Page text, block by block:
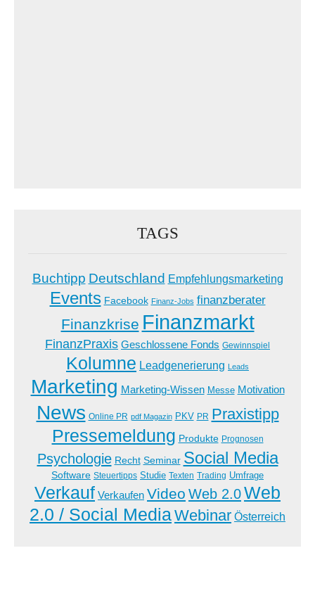
TAGS
Buchtipp Deutschland Empfehlungsmarketing
Events Facebook Finanz-Jobs finanzberater
Finanzkrise Finanzmarkt
FinanzPraxis Geschlossene Fonds Gewinnspiel
Kolumne Leadgenerierung Leads
Marketing Marketing-Wissen Messe Motivation
News Online PR pdf Magazin PKV PR Praxistipp
Pressemeldung Produkte Prognosen
Psychologie Recht Seminar Social Media
Software Steuertipps Studie Texten Trading Umfrage
Verkauf Verkaufen Video Web 2.0Web
2.0 / Social MediaWebinar Österreich